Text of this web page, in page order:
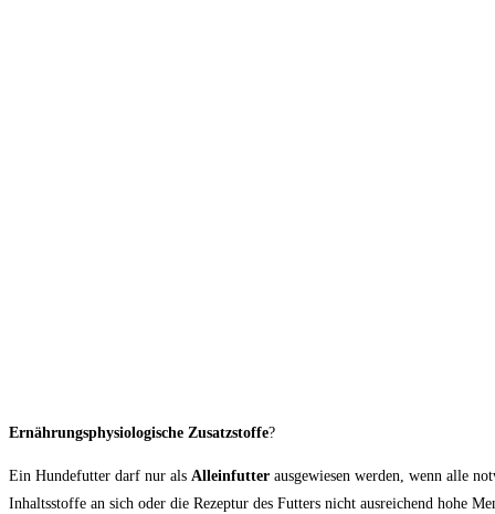
Ernährungsphysiologische Zusatzstoffe?
Ein Hundefutter darf nur als Alleinfutter ausgewiesen werden, wenn alle
Inhaltsstoffe an sich oder die Rezeptur des Futters nicht ausreichend hohe